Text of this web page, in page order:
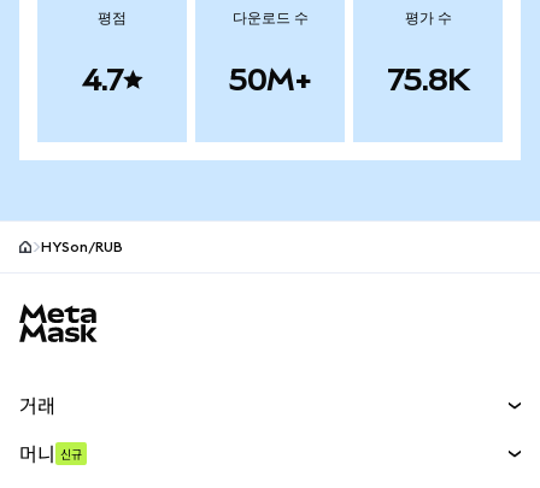
평점
4.7
다운로드 수
50M+
평가 수
75.8K
HYSon/RUB
거래
머니 신규